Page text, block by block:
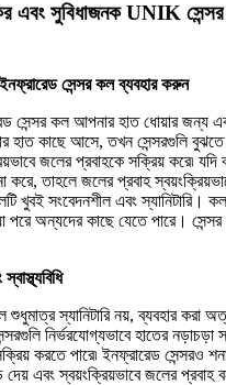
এবং সুবিধাজনক UNIK
সেন্সর কল ব্যবহার করুন
সেন্সর কল আপনার হাত ধোয়ার জন্য
কাছে আসে, তখন সেন্সরগুলি বুঝতে
জলের প্রবাহকে সক্রিয় করে৷ যদি
করে, তাহলে জলের প্রবাহ
খুবই সংবেদনশীল এবং স্যানিটারি।
পরে অন্যদের কাছে যেতে পারে।
স্যানিটারি নয়, ব্যবহার করা
নির্ভরযোগ্যভাবে হাতের
করতে পারে৷ ইনফ্রারেড সেন্সরও
এবং স্বয়ংক্রিয়ভাবে জলের প্রবাহ